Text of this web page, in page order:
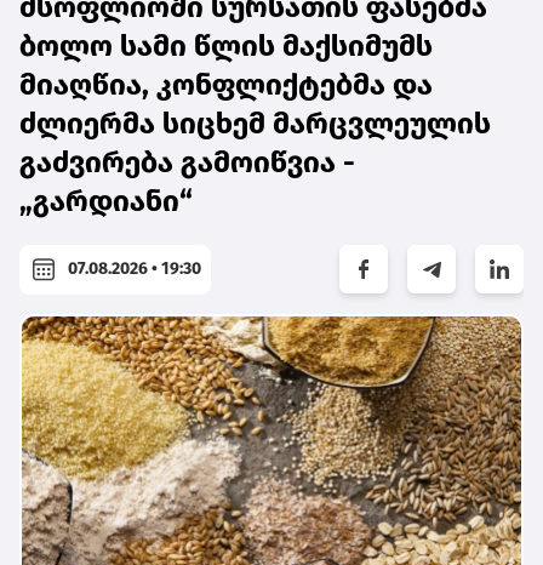
მსოფლიოში სურსათის ფასებმა
ბოლო სამი წლის მაქსიმუმს
მიაღწია, კონფლიქტებმა და
ძლიერმა სიცხემ მარცვლეულის
გაძვირება გამოიწვია -
„გარდიანი“
07.08.2026 • 19:30